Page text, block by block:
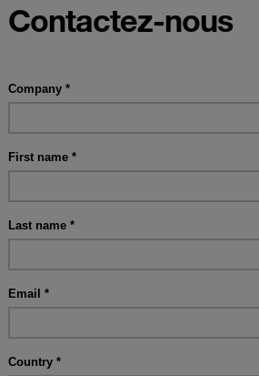
Contactez-nous